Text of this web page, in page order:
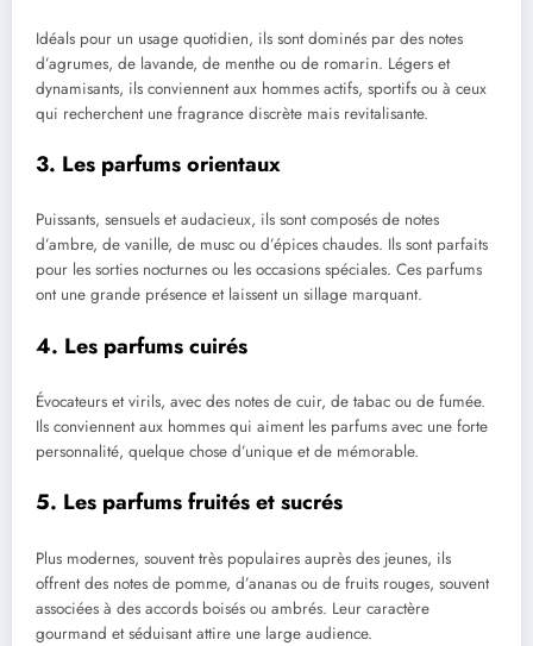
Idéals pour un usage quotidien, ils sont dominés par des notes
d’agrumes, de lavande, de menthe ou de romarin. Légers et
dynamisants, ils conviennent aux hommes actifs, sportifs ou à ceux
qui recherchent une fragrance discrète mais revitalisante.
3. Les parfums orientaux
Puissants, sensuels et audacieux, ils sont composés de notes
d’ambre, de vanille, de musc ou d’épices chaudes. Ils sont parfaits
pour les sorties nocturnes ou les occasions spéciales. Ces parfums
ont une grande présence et laissent un sillage marquant.
4. Les parfums cuirés
Évocateurs et virils, avec des notes de cuir, de tabac ou de fumée.
Ils conviennent aux hommes qui aiment les parfums avec une forte
personnalité, quelque chose d’unique et de mémorable.
5. Les parfums fruités et sucrés
Plus modernes, souvent très populaires auprès des jeunes, ils
offrent des notes de pomme, d’ananas ou de fruits rouges, souvent
associées à des accords boisés ou ambrés. Leur caractère
gourmand et séduisant attire une large audience.